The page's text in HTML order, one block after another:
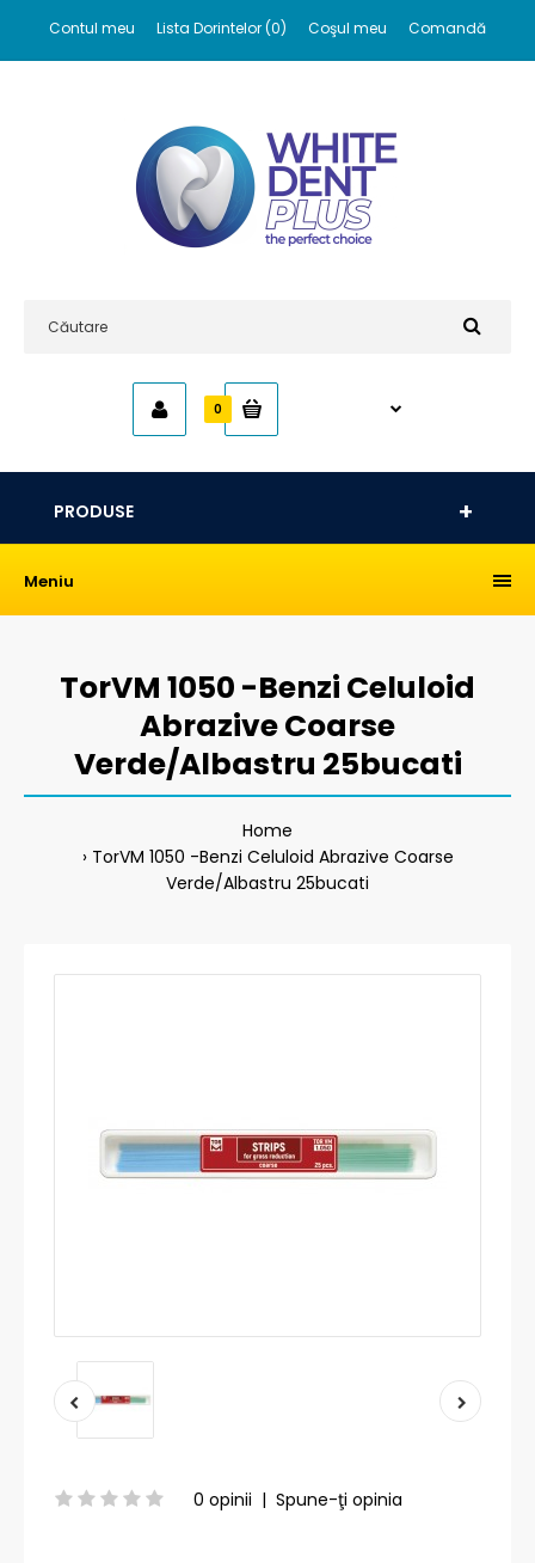
Contul meu Lista Dorintelor (0) Coşul meu Comandă
0
PRODUSE
Meniu
TorVM 1050 -Benzi Celuloid
Abrazive Coarse
Verde/Albastru 25bucati
Home
TorVM 1050 -Benzi Celuloid Abrazive Coarse
Verde/Albastru 25bucati
0 opinii | Spune-ţi opinia